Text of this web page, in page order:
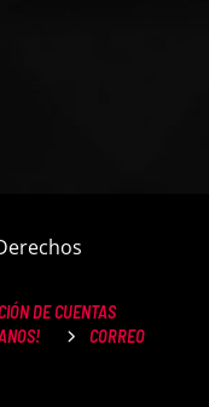
DE CUENTAS
CORREO